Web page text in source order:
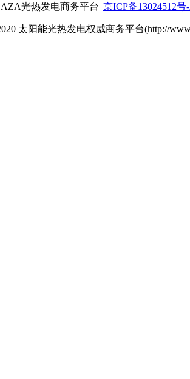
光热发电商务平台| 京ICP备13024512号
太阳能光热发电权威商务平台(http://